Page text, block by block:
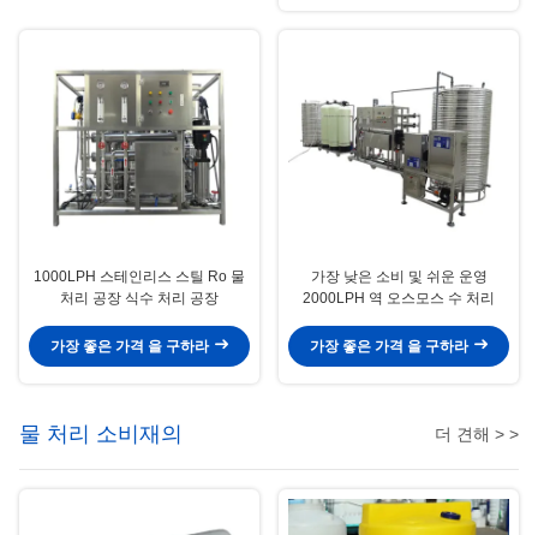
1000LPH 스테인리스 스틸 Ro 물
처리 공장 식수 처리 공장
가장 좋은 가격 을 구하라
가장 낮은 소비 및 쉬운 운영
2000LPH 역 오스모스 수 처리
가장 좋은 가격 을 구하라
물 처리 소비재의 더 견해 > >